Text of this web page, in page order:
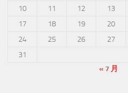
10
11 12 13
17
18 19 20
24
25 26 27
31
« 7 月